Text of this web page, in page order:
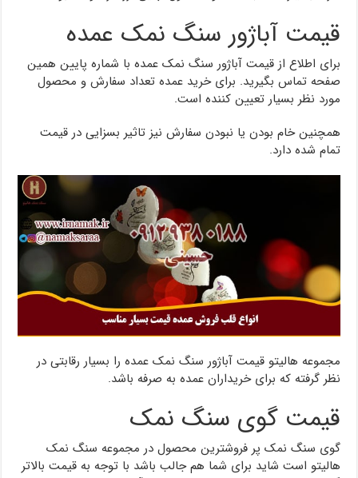
قیمت آباژور سنگ نمک عمده
برای اطلاع از قیمت آباژور سنگ نمک عمده با شماره پایین همین
صفحه تماس بگیرید. برای خرید عمده تعداد سفارش و محصول
مورد نظر بسیار تعیین کننده است.
همچنین خام بودن یا نبودن سفارش نیز تاثیر بسزایی در قیمت
تمام شده دارد.
مجموعه هالیتو قیمت آباژور سنگ نمک عمده را بسیار رقابتی در
نظر گرفته که برای خریداران عمده به صرفه باشد.
قیمت گوی سنگ نمک
گوی سنگ نمک پر فروشترین محصول در مجموعه سنگ نمک
هالیتو است شاید برای شما هم جالب باشد با توجه به قیمت بالاتر